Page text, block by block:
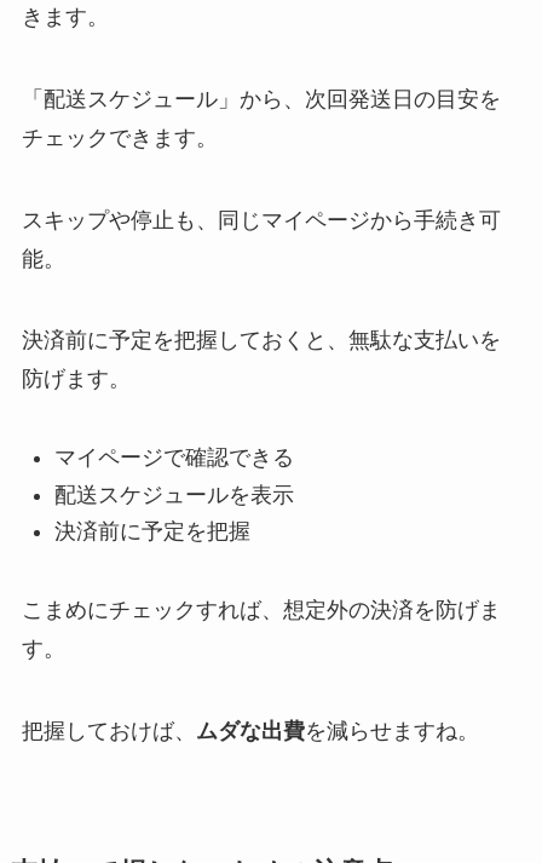
きます。
「配送スケジュール」から、次回発送日の目安を
チェックできます。
スキップや停止も、同じマイページから手続き可
能。
決済前に予定を把握しておくと、無駄な支払いを
防げます。
マイページで確認できる
配送スケジュールを表示
決済前に予定を把握
こまめにチェックすれば、想定外の決済を防げま
す。
把握しておけば、 ムダな出費を減らせますね。